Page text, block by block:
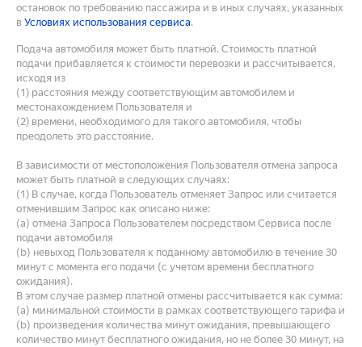
остановок по требованию пассажира и в иных случаях, указанных
в Условиях использования сервиса.
Подача автомобиля может быть платной. Стоимость платной
подачи прибавляется к стоимости перевозки и рассчитывается,
исходя из
(1) расстояния между соответствующим автомобилем и
местонахождением Пользователя и
(2) времени, необходимого для такого автомобиля, чтобы
преодолеть это расстояние.
В зависимости от местоположения Пользователя отмена запроса
может быть платной в следующих случаях:
(1) В случае, когда Пользователь отменяет Запрос или считается
отменившим Запрос как описано ниже:
(a) отмена Запроса Пользователем посредством Сервиса после
подачи автомобиля
(b) невыход Пользователя к поданному автомобилю в течение 30
минут с момента его подачи (с учетом времени бесплатного
ожидания).
В этом случае размер платной отмены рассчитывается как сумма:
(a) минимальной стоимости в рамках соответствующего тарифа и
(b) произведения количества минут ожидания, превышающего
количество минут бесплатного ожидания, но не более 30 минут, на